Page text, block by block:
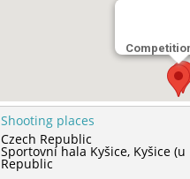
Sportovní
Shooting places
Czech Republic
Sportovní hala Kyšice, Kyšice
Republic